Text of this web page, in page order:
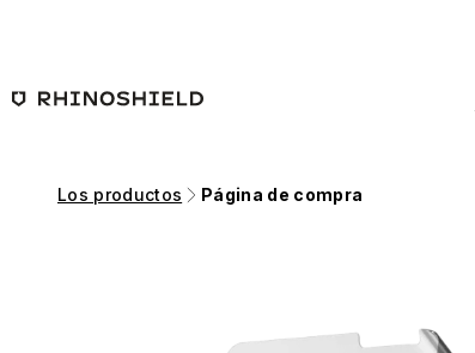
Los productos Página de compra